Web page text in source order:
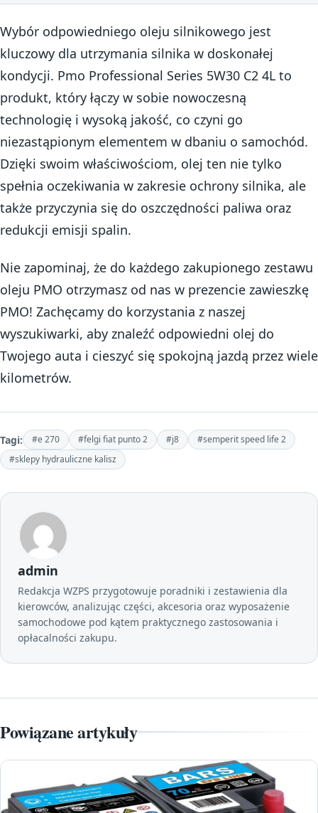
Wybór odpowiedniego oleju silnikowego jest
kluczowy dla utrzymania silnika w doskonałej
kondycji. Pmo Professional Series 5W30 C2 4L to
produkt, który łączy w sobie nowoczesną
technologię i wysoką jakość, co czyni go
niezastąpionym elementem w dbaniu o samochód.
Dzięki swoim właściwościom, olej ten nie tylko
spełnia oczekiwania w zakresie ochrony silnika, ale
także przyczynia się do oszczędności paliwa oraz
redukcji emisji spalin.
Nie zapominaj, że do każdego zakupionego zestawu
oleju PMO otrzymasz od nas w prezencie zawieszkę
PMO! Zachęcamy do korzystania z naszej
wyszukiwarki, aby znaleźć odpowiedni olej do
Twojego auta i cieszyć się spokojną jazdą przez wiele
kilometrów.
Tagi: #e 270 #felgi fiat punto 2 #j8
#semperit speed life 2
#sklepy hydrauliczne kalisz
admin
Redakcja WZPS przygotowuje poradniki i zestawienia dla
kierowców, analizując części, akcesoria oraz wyposażenie
samochodowe pod kątem praktycznego zastosowania i
opłacalności zakupu.
Powiązane artykuły